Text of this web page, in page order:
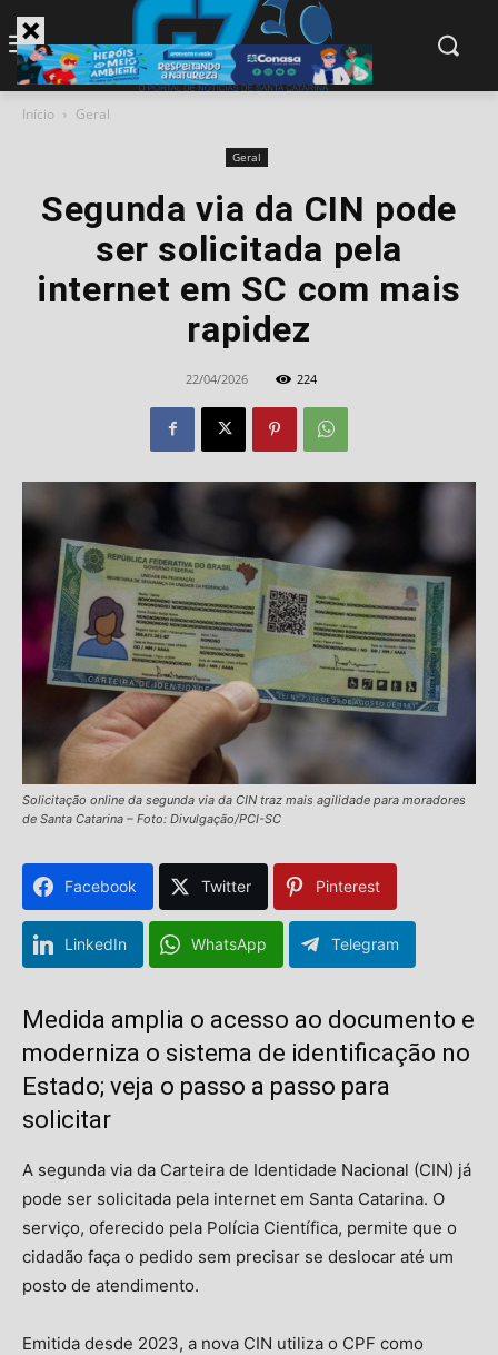
Início Geral
Geral
Segunda via da CIN pode
ser solicitada pela
internet em SC com mais
rapidez
22/04/2026 224
Solicitação online da segunda via da CIN traz mais agilidade para moradores
de Santa Catarina – Foto: Divulgação/PCI-SC
Facebook Twitter Pinterest
LinkedIn WhatsApp Telegram
Medida amplia o acesso ao documento e
moderniza o sistema de identificação no
Estado; veja o passo a passo para
solicitar
A segunda via da Carteira de Identidade Nacional (CIN) já
pode ser solicitada pela internet em Santa Catarina. O
serviço, oferecido pela Polícia Científica, permite que o
cidadão faça o pedido sem precisar se deslocar até um
posto de atendimento.
Emitida desde 2023, a nova CIN utiliza o CPF como
modal-check